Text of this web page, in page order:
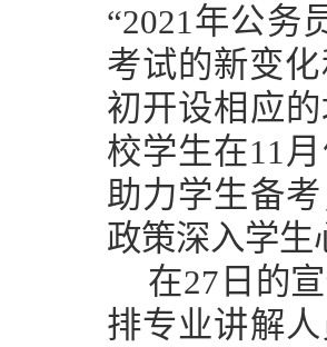
“2021年公务
考试的新变
初开设相应
校学生在11
助力学生备
政策深入学生
在27日的
排专业讲解